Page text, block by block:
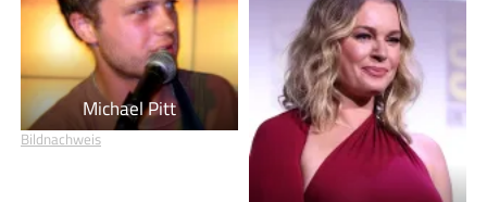
Michael Pitt
Bildnachweis